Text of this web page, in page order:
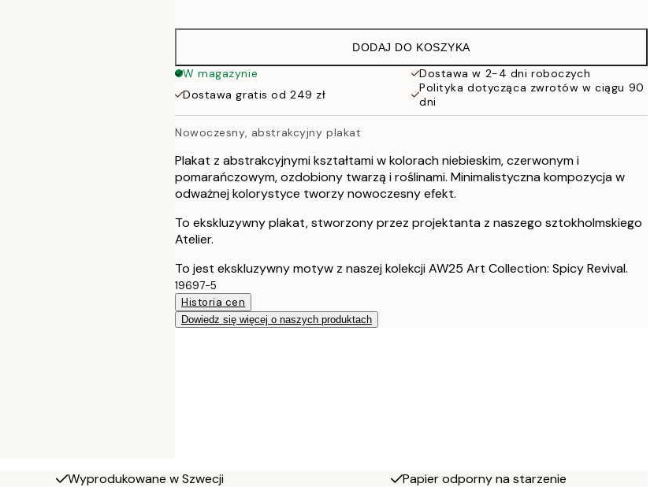
152 zł
228 zł
DODAJ DO KOSZYKA
W magazynie
Dostawa w 2-4 dni roboczych
Dostawa gratis od 249 zł
Polityka dotycząca zwrotów w ciągu 90
dni
Nowoczesny, abstrakcyjny plakat
Plakat z abstrakcyjnymi kształtami w kolorach niebieskim, czerwonym i
pomarańczowym, ozdobiony twarzą i roślinami. Minimalistyczna kompozycja w
odważnej kolorystyce tworzy nowoczesny efekt.
To ekskluzywny plakat, stworzony przez projektanta z naszego sztokholmskiego
Atelier.
To jest ekskluzywny motyw z naszej kolekcji AW25 Art Collection: Spicy Revival.
19697-5
Historia cen
Dowiedz się więcej o naszych produktach
Wyprodukowane w Szwecji Papier odporny na starzenie